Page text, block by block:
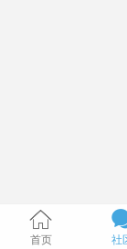

首页 社